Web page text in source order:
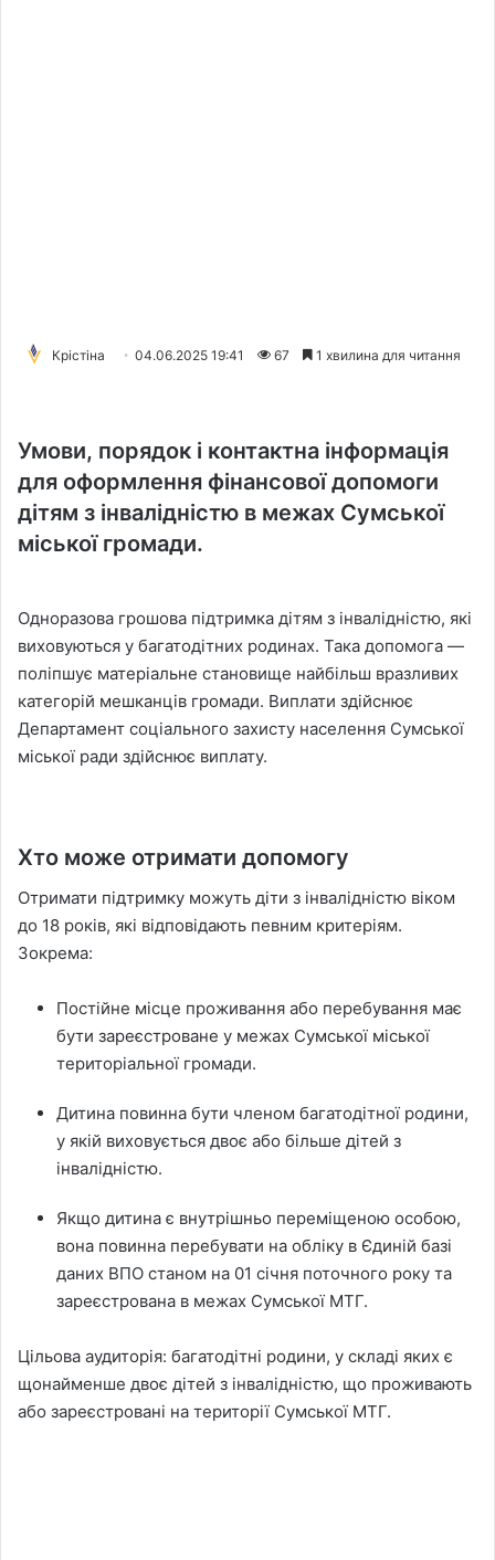
Крістіна 04.06.2025 19:41 67 1 хвилина для читання
Умови, порядок і контактна інформація
для оформлення фінансової допомоги
дітям з інвалідністю в межах Сумської
міської громади.
Одноразова грошова підтримка дітям з інвалідністю, які
виховуються у багатодітних родинах. Така допомога —
поліпшує матеріальне становище найбільш вразливих
категорій мешканців громади. Виплати здійснює
Департамент соціального захисту населення Сумської
міської ради здійснює виплату.
Хто може отримати допомогу
Отримати підтримку можуть діти з інвалідністю віком
до 18 років, які відповідають певним критеріям.
Зокрема:
Постійне місце проживання або перебування має
бути зареєстроване у межах Сумської міської
територіальної громади.
Дитина повинна бути членом багатодітної родини,
у якій виховується двоє або більше дітей з
інвалідністю.
Якщо дитина є внутрішньо переміщеною особою,
вона повинна перебувати на обліку в Єдиній базі
даних ВПО станом на 01 січня поточного року та
зареєстрована в межах Сумської МТГ.
Цільова аудиторія: багатодітні родини, у складі яких є
щонайменше двоє дітей з інвалідністю, що проживають
або зареєстровані на території Сумської МТГ.